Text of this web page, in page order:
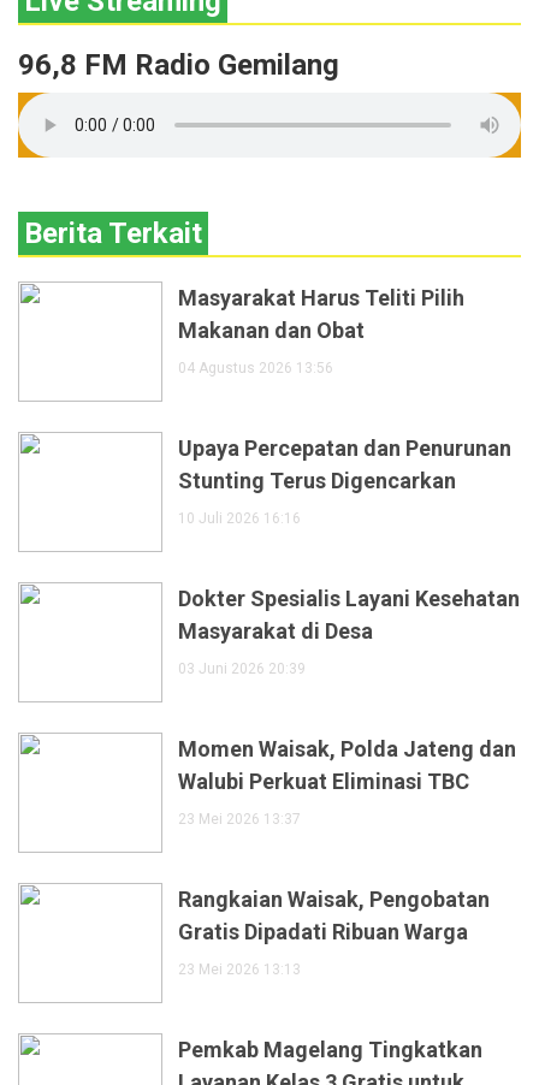
96,8 FM Radio Gemilang
Berita Terkait
Masyarakat Harus Teliti Pilih
Makanan dan Obat
04 Agustus 2026 13:56
Upaya Percepatan dan Penurunan
Stunting Terus Digencarkan
10 Juli 2026 16:16
Dokter Spesialis Layani Kesehatan
Masyarakat di Desa
03 Juni 2026 20:39
Momen Waisak, Polda Jateng dan
Walubi Perkuat Eliminasi TBC
23 Mei 2026 13:37
Rangkaian Waisak, Pengobatan
Gratis Dipadati Ribuan Warga
23 Mei 2026 13:13
Pemkab Magelang Tingkatkan